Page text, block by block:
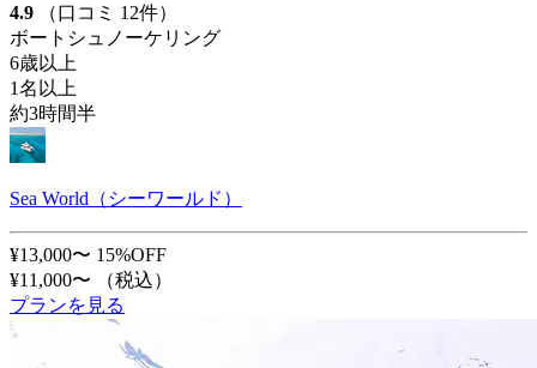
4.9
（口コミ 12件）
ボートシュノーケリング
6歳以上
1名以上
約3時間半
Sea World（シーワールド）
¥13,000〜 15%OFF
¥11,000〜
（税込）
プランを見る